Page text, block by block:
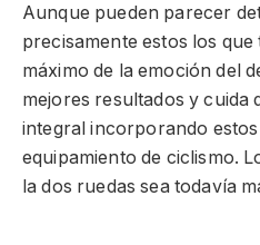
Aunque pueden parecer
precisamente estos los
máximo de la emoción del
mejores resultados y cuida
integral incorporando
equipamiento de ciclismo.
la dos ruedas sea todavía